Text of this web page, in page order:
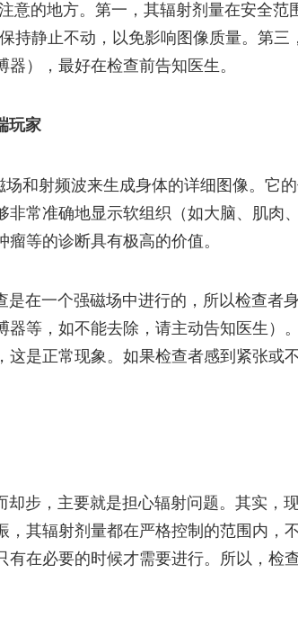
意的地方。第一，其辐射剂量在安全范
持静止不动，以免影响图像质量。第三
），最好在检查前告知医生。
玩家
和射频波来生成身体的详细图像。它
非常准确地显示软组织（如大脑、肌肉
等的诊断具有极高的价值。
是在一个强磁场中进行的，所以检查者
器等，如不能去除，请主动告知医生）
这是正常现象。如果检查者感到紧张或
步，主要就是担心辐射问题。其实，
，其辐射剂量都在严格控制的范围内，
有在必要的时候才需要进行。所以，检